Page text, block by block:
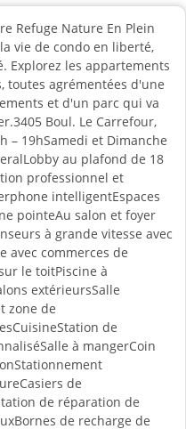
Refuge Nature En Plein
vie de condo en liberté,
Explorez les appartements
toutes agrémentées d'une
et d'un parc qui va
Boul. Le Carrefour,
– 19hSamedi et Dimanche
au plafond de 18
professionnel et
intelligentEspaces
pointeAu salon et foyer
à grande vitesse avec
avec commerces de
le toitPiscine à
extérieursSalle
zone de
de
à mangerCoin
de
de réparation de
de recharge de